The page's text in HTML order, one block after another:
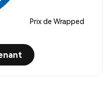
Prix de Wrapped